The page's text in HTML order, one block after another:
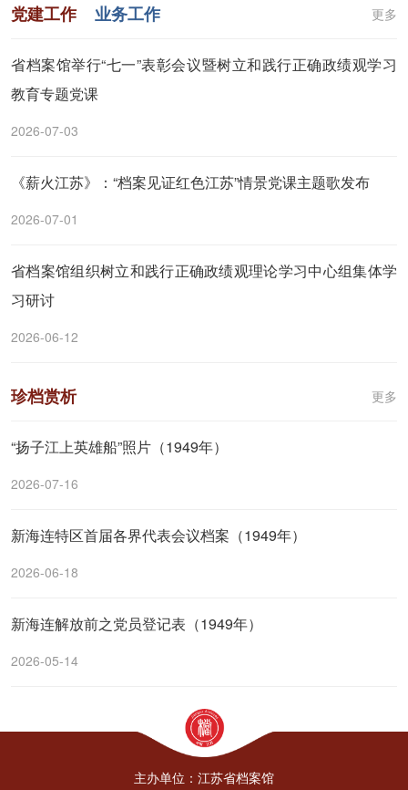
党建工作 业务工作 更多
省档案馆举行“七一”表彰会议暨树立和践行正确政绩观学习
教育专题党课
2026-07-03
《薪火江苏》：“档案见证红色江苏”情景党课主题歌发布
2026-07-01
省档案馆组织树立和践行正确政绩观理论学习中心组集体学
习研讨
2026-06-12
珍档赏析 更多
“扬子江上英雄船”照片（1949年）
2026-07-16
新海连特区首届各界代表会议档案（1949年）
2026-06-18
新海连解放前之党员登记表（1949年）
2026-05-14
主办单位：江苏省档案馆